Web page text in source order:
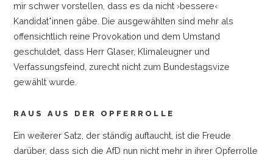
mir schwer vorstellen, dass es da nicht ›bessere‹
Kandidat*innen gäbe. Die ausgewählten sind mehr als
offensichtlich reine Provokation und dem Umstand
geschuldet, dass Herr Glaser, Klimaleugner und
Verfassungsfeind, zurecht nicht zum Bundestagsvize
gewählt wurde.
RAUS AUS DER OPFERROLLE
Ein weiterer Satz, der ständig auftaucht, ist die Freude
darüber, dass sich die AfD nun nicht mehr in ihrer Opferrolle